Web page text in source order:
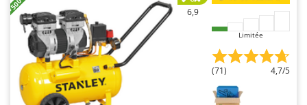
6,9
Limitée
(71) 4,7/5